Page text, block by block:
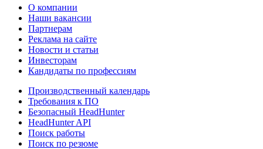
О компании
Наши вакансии
Партнерам
Реклама на сайте
Новости и статьи
Инвесторам
Кандидаты по профессиям
Производственный календарь
Требования к ПО
Безопасный HeadHunter
HeadHunter API
Поиск работы
Поиск по резюме